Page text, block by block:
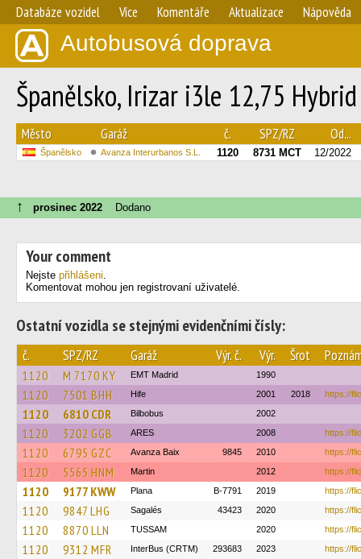
Databáze vozidel Více Komentáře Aktualizace Nápověda
Autobusová doprava
Španělsko, Irizar i3le 12,75
Město Garáž č. SPZ/RZ Od...
Španělsko Avanza Interurbanos S.L. 1120 8731 MCT 12/2022
↑ prosinec 2022 Dodano
Your comment
Nejste přihlášeni.
Komentovat mohou jen registrovaní uživatelé.
Ostatní vozidla se stejnými evidenčními čísly:
č. SPZ/RZ Garáž Výr. č. Výr. Šrot
1120 M 7170 KY EMT Madrid 1990
1120 7501 BHH Hife 2001 2018 https://
1120 6810 CDR Bilbobus 2002
1120 3202 GGB ARES 2008 https://
1120 6795 GZC Avanza Baix 9845 2010 https://
1120 5565 HNM Martin 2012 https://
1120 9177 KWW Plana B-7791 2019 https://
1120 9847 LHG Sagalés 43423 2020 https://
1120 8870 LLN TUSSAM 2020 https://
1120 9312 MFR InterBus (CRTM) 293683 2023 https://